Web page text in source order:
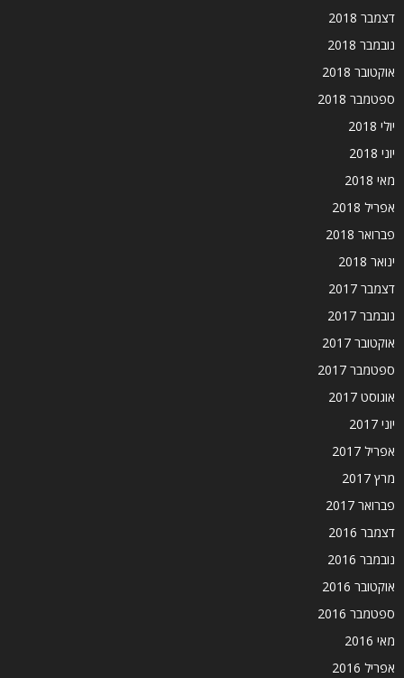
דצמבר 2018
נובמבר 2018
אוקטובר 2018
ספטמבר 2018
יולי 2018
יוני 2018
מאי 2018
אפריל 2018
פברואר 2018
ינואר 2018
דצמבר 2017
נובמבר 2017
אוקטובר 2017
ספטמבר 2017
אוגוסט 2017
יוני 2017
אפריל 2017
מרץ 2017
פברואר 2017
דצמבר 2016
נובמבר 2016
אוקטובר 2016
ספטמבר 2016
מאי 2016
אפריל 2016